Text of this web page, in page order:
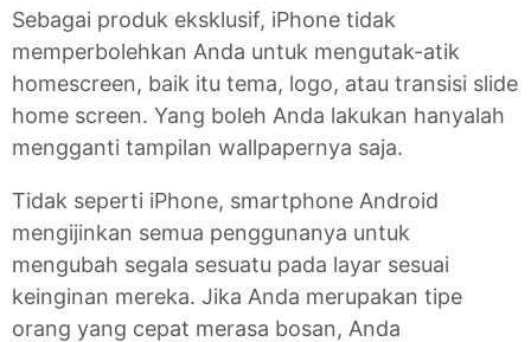
Sebagai produk eksklusif, iPhone tidak
memperbolehkan Anda untuk mengutak-atik
homescreen, baik itu tema, logo, atau transisi slide
home screen. Yang boleh Anda lakukan hanyalah
mengganti tampilan wallpapernya saja.
Tidak seperti iPhone, smartphone Android
mengijinkan semua penggunanya untuk
mengubah segala sesuatu pada layar sesuai
keinginan mereka. Jika Anda merupakan tipe
orang yang cepat merasa bosan, Anda